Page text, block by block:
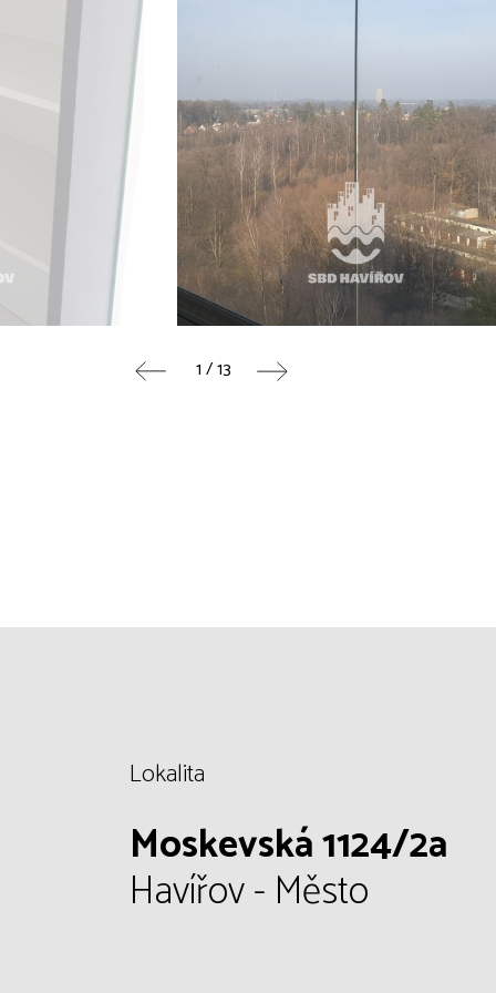
1 / 13
Lokalita
Moskevská 1124/2a
Havířov - Město